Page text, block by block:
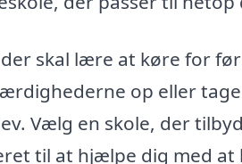
skal lære at køre for
op eller
Vælg en skole, der
til at hjælpe dig med at